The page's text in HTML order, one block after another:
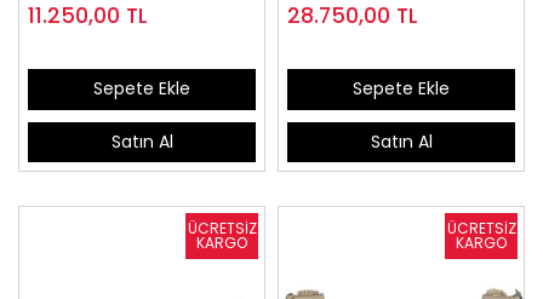
11.250,00 TL
Sepete Ekle
Satın Al
28.750,00 TL
Sepete Ekle
Satın Al